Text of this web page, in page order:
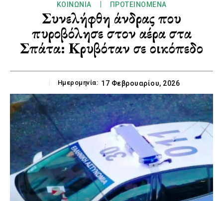
ΚΟΙΝΩΝΊΑ ΠΡΟΤΕΙΝΌΜΕΝΑ
Συνελήφθη άνδρας που
πυροβόλησε στον αέρα στα
Σπάτα: Κρυβόταν σε οικόπεδο
Ημερομηνία: 17 Φεβρουαρίου, 2026